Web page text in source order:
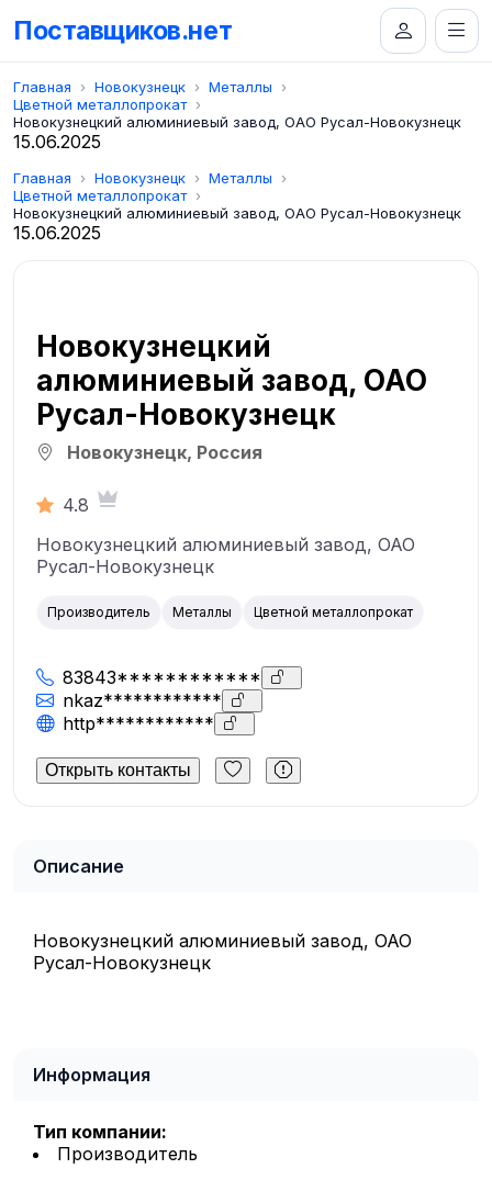
Поставщиков.нет
Главная Новокузнецк
Металлы
Цветной металлопрокат
Новокузнецкий алюминиевый завод, ОАО Русал-Новокузнецк
15.06.2025
Главная Новокузнецк
Металлы
Цветной металлопрокат
Новокузнецкий алюминиевый завод, ОАО Русал-Новокузнецк
15.06.2025
Новокузнецкий
алюминиевый завод, ОАО
Русал-Новокузнецк
Новокузнецк, Россия
4.8
Новокузнецкий алюминиевый завод, ОАО
Русал-Новокузнецк
Производитель Металлы Цветной металлопрокат
83843************
nkaz************
http************
Открыть контакты
Описание
Новокузнецкий алюминиевый завод, ОАО
Русал-Новокузнецк
Информация
Тип компании:
Производитель